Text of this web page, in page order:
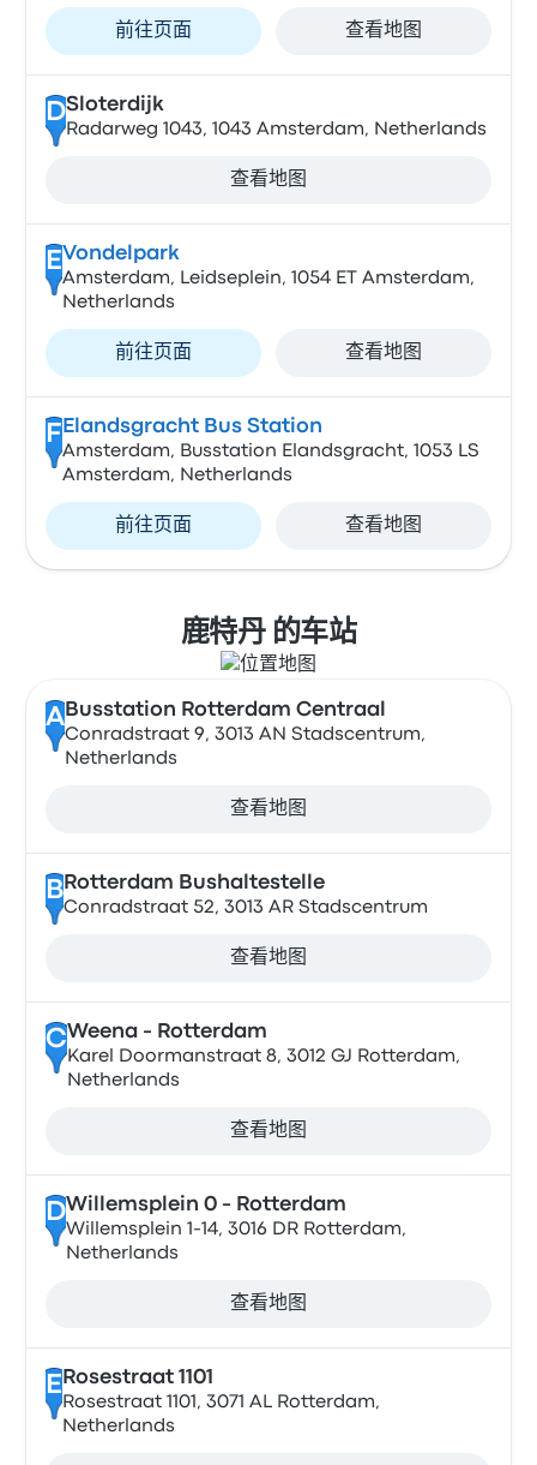
前往页面 查看地图
DSloterdijk
Radarweg 1043, 1043 Amsterdam, Netherlands
查看地图
EVondelpark
Amsterdam, Leidseplein, 1054 ET Amsterdam,
Netherlands
前往页面 查看地图
F Elandsgracht Bus Station
Amsterdam, Busstation Elandsgracht, 1053 LS
Amsterdam, Netherlands
前往页面 查看地图
鹿特丹 的车站
A Busstation Rotterdam Centraal
Conradstraat 9, 3013 AN Stadscentrum,
Netherlands
查看地图
B Rotterdam Bushaltestelle
Conradstraat 52, 3013 AR Stadscentrum
查看地图
CWeena - Rotterdam
Karel Doormanstraat 8, 3012 GJ Rotterdam,
Netherlands
查看地图
DWillemsplein 0 - Rotterdam
Willemsplein 1-14, 3016 DR Rotterdam,
Netherlands
查看地图
E Rosestraat 1101
Rosestraat 1101, 3071 AL Rotterdam,
Netherlands